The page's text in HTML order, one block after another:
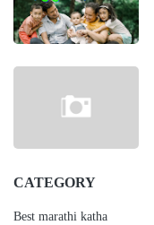
CATEGORY
Best marathi katha